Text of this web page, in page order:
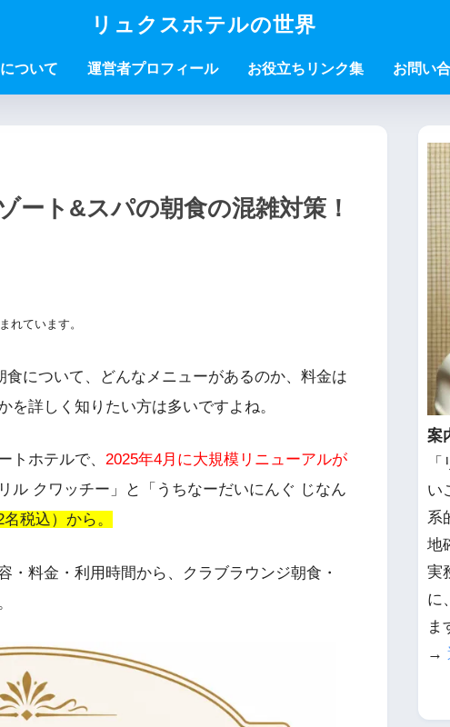
リュクスホテルの世界
ついて 運営者プロフィール お役立ちリンク集 お問い
ート&スパの朝食の混雑対策！
れています。
について、どんなメニューがあるのか、料金は
詳しく知りたい方は多いですよね。
トホテルで、 2025年4月に大規模リニューアルが
ル クワッチー」と「うちなーだいにんぐ じなん
税込）から。
料金・利用時間から、クラブラウンジ朝食・
案
い
系
地
実
に
ま
→